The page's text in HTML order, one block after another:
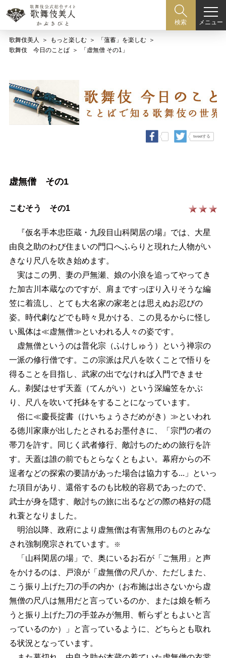
検索 メニュー
歌舞伎美人 もっと楽しむ
「薀蓄」を楽しむ
歌舞伎 今日のことば
「虚無僧 その1」
tweetする
虚無僧 その1
こむそう その1
『仮名手本忠臣蔵・九段目山科閑居の場』では、大星
由良之助のわび住まいの門口へふらりと現れた人物がい
きなり尺八を吹き始めます。
実はこの男、妻の戸無瀬、娘の小浪を追ってやってき
た加古川本蔵なのですが、肩まですっぽり入りそうな編
笠に着流し、とても大名家の家老とは思えぬお忍びの
姿。時代劇などでも時々見かける、この見るからに怪し
い風体は≪虚無僧≫といわれる人々の姿です。
虚無僧というのは普化宗（ふけしゅう）という禅宗の
一派の修行僧です。この宗派は尺八を吹くことで悟りを
得ることを目指し、武家の出でなければ入門できませ
ん。剃髪はせず天蓋（てんがい）という深編笠をかぶ
り、尺八を吹いて托鉢をすることになっています。
俗に≪慶長掟書（けいちょうさだめがき）≫といわれ
る徳川家康が出したとされるお墨付きに、「宗門の者の
帯刀を許す。同じく武者修行、敵討ちのための旅行を許
す。天蓋は誰の前でもとらなくともよい。幕府からの不
逞者などの探索の要請があった場合は協力する...」といっ
た項目があり、還俗するのも比較的容易であったので、
武士が身を隠す、敵討ちの旅に出るなどの際の格好の隠
れ蓑となりました。
明治以降、政府により虚無僧は有害無用のものとみな
され強制廃宗されています。
※
「山科閑居の場」で、奥にいるお石が「ご無用」と声
をかけるのは、戸浪が「虚無僧の尺八か、ただしまた、
こう振り上げた刀の手の内か（お布施は出さないから虚
無僧の尺八は無用だと言っているのか、または娘を斬ろ
うと振り上げた刀の手並みが無用、斬らずともよいと言
っているのか）」と言っているように、どちらとも取れ
る状況となっています。